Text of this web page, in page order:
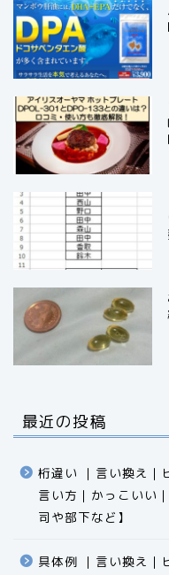
最近の投稿
桁違い ｜言い換え｜
言い方｜かっこいい
司や部下など】​​​​​​​​​​​​​​​​
具体例 ｜言い換え｜